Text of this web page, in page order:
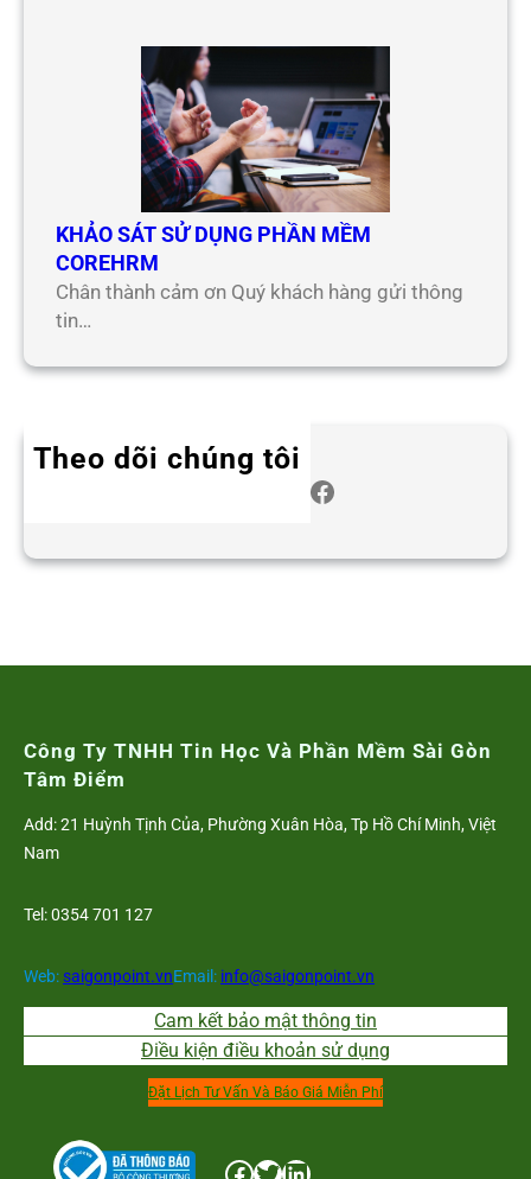
KHẢO SÁT SỬ DỤNG PHẦN MỀM
COREHRM
Chân thành cảm ơn Quý khách hàng gửi thông
tin…
Theo dõi chúng tôi
Facebook
Công Ty TNHH Tin Học Và Phần Mềm Sài Gòn
Tâm Điểm
Add: 21 Huỳnh Tịnh Của, Phường Xuân Hòa, Tp Hồ Chí Minh, Việt
Nam
Tel: 0354 701 127
Web:saigonpoint.vnEmail: info@saigonpoint.vn
Cam kết bảo mật thông tin
Điều kiện điều khoản sử dụng
Đặt Lịch Tư Vấn Và Báo Giá Miễn Phí